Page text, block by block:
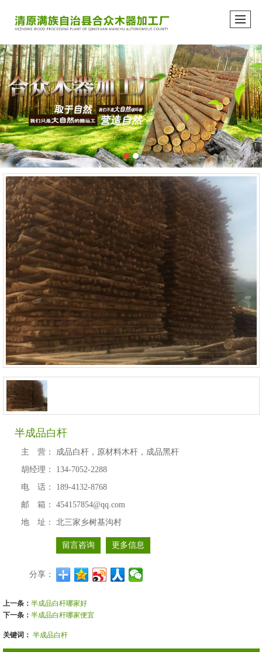
半成品白杆
主 营：
成品白杆，原材料木杆，成品黑杆
胡经理：
134-7052-2288
电 话：
189-4132-8768
邮 箱：
454157854@qq.com
地 址：
北三家乡树基沟村
留言咨询 更多信息
分享：
上一条： 半成品白杆哪家好
下一条： 半成品白杆哪家便宜
关键词： 半成品白杆